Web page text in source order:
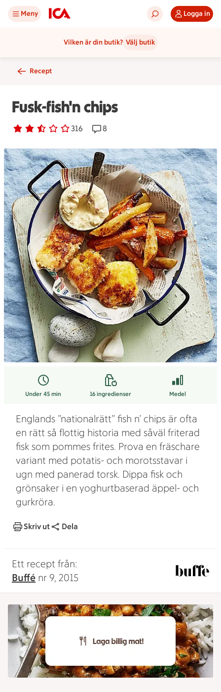
Meny Logga in
Vilken är din butik? Välj butik
Recept
Fusk-fish'n chips
Betyg 2.7 av 5. 316
316 personer har röstatReceptet har 8 kommentarer
8
Under 45 min 16 ingredienser Medel
Englands ”nationalrätt” fish n’ chips är ofta
en rätt så flottig historia med såväl friterad
fisk som pommes frites. Prova en fräschare
variant med potatis- och morotsstavar i
ugn med panerad torsk. Dippa fisk och
grönsaker i en yoghurtbaserad äppel- och
gurkröra.
Skriv ut Dela
Ett recept från:
Buffé nr 9, 2015